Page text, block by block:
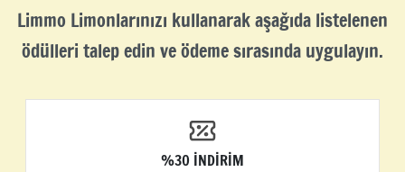
Limmo Limonlarınızı kullanarak aşağıda listelenen
ödülleri talep edin ve ödeme sırasında uygulayın.
%30 İNDİRİM